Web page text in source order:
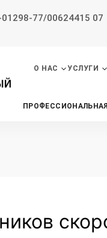
77/00624415 07
О НАС УСЛУГИ